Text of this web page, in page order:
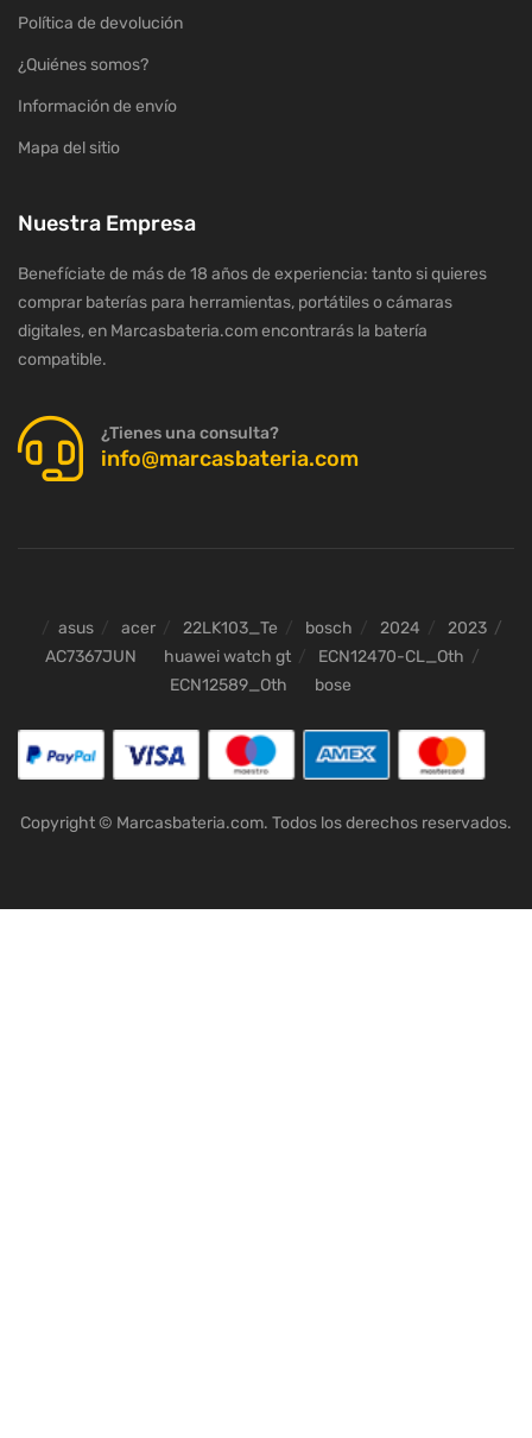
Política de devolución
¿Quiénes somos?
Información de envío
Mapa del sitio
Nuestra Empresa
Benefíciate de más de 18 años de experiencia: tanto si quieres
comprar baterías para herramientas, portátiles o cámaras
digitales, en Marcasbateria.com encontrarás la batería
compatible.
¿Tienes una consulta?
info@marcasbateria.com
asus acer 22LK103_Te bosch 2024
2023
AC7367JUN
huawei watch gt
ECN12470-CL_Oth
ECN12589_Oth
bose
Copyright © Marcasbateria.com. Todos los derechos reservados.